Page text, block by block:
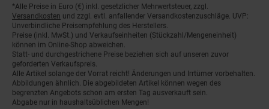
Fußnoten
*Alle Preise in Euro (€) inkl. gesetzlicher Mehrwertsteuer, zzgl.
Versandkosten und zzgl. evtl. anfallender Versandkostenzuschläge. UVP:
Unverbindliche Preisempfehlung des Herstellers.
Preise (inkl. MwSt.) und Verkaufseinheiten (Stückzahl/Mengeneinheit)
können im Online-Shop abweichen.
Statt- und durchgestrichene Preise beziehen sich auf unseren zuvor
geforderten Verkaufspreis.
Alle Artikel solange der Vorrat reicht! Änderungen und Irrtümer vorbehalten.
Abbildungen ähnlich. Die abgebildeten Artikel können wegen des
begrenzten Angebots schon am ersten Tag ausverkauft sein.
Abgabe nur in haushaltsüblichen Mengen!